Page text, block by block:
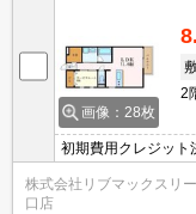
画像：28枚
2
初期費用クレジッ
あって便利な立地で
株式会社リブマックスリ
口店